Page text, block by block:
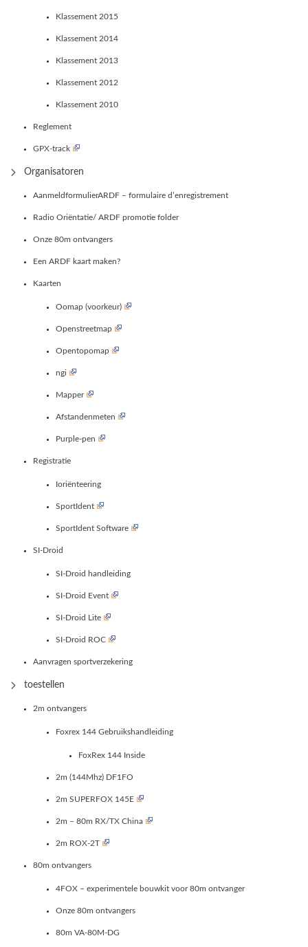
Klassement 2015
Klassement 2014
Klassement 2013
Klassement 2012
Klassement 2010
Reglement
GPX-track
Organisatoren
AanmeldformulierARDF – formulaire d’enregistrement
Radio Oriëntatie/ ARDF promotie folder
Onze 80m ontvangers
Een ARDF kaart maken?
Kaarten
Oomap (voorkeur)
Openstreetmap
Opentopomap
ngi
Mapper
Afstandenmeten
Purple-pen
Registratie
Ioriënteering
SportIdent
SportIdent Software
SI-Droid
SI-Droid handleiding
SI-Droid Event
SI-Droid Lite
SI-Droid ROC
Aanvragen sportverzekering
toestellen
2m ontvangers
Foxrex 144 Gebruikshandleiding
FoxRex 144 Inside
2m (144Mhz) DF1FO
2m SUPERFOX 145E
2m – 80m RX/TX China
2m ROX-2T
80m ontvangers
4FOX – experimentele bouwkit voor 80m ontvanger
Onze 80m ontvangers
80m VA-80M-DG